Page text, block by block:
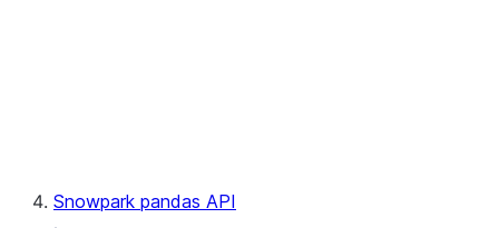
Snowpark pandas API